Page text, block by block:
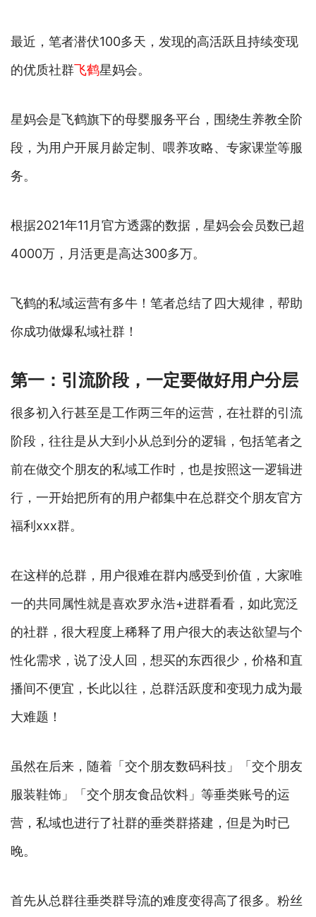
最近，笔者潜伏100多天，发现的高活跃且持续变现
的优质社群飞鹤星妈会。
星妈会是飞鹤旗下的母婴服务平台，围绕生养教全阶
段，为用户开展月龄定制、喂养攻略、专家课堂等服
务。
根据2021年11月官方透露的数据，星妈会会员数已超
4000万，月活更是高达300多万。
飞鹤的私域运营有多牛！笔者总结了四大规律，帮助
你成功做爆私域社群！
第一：引流阶段，一定要做好用户分层
很多初入行甚至是工作两三年的运营，在社群的引流
阶段，往往是从大到小从总到分的逻辑，包括笔者之
前在做交个朋友的私域工作时，也是按照这一逻辑进
行，一开始把所有的用户都集中在总群交个朋友官方
福利xxx群。
在这样的总群，用户很难在群内感受到价值，大家唯
一的共同属性就是喜欢罗永浩+进群看看，如此宽泛
的社群，很大程度上稀释了用户很大的表达欲望与个
性化需求，说了没人回，想买的东西很少，价格和直
播间不便宜，长此以往，总群活跃度和变现力成为最
大难题！
虽然在后来，随着「交个朋友数码科技」「交个朋友
服装鞋饰」「交个朋友食品饮料」等垂类账号的运
营，私域也进行了社群的垂类群搭建，但是为时已
晚。
首先从总群往垂类群导流的难度变得高了很多。粉丝